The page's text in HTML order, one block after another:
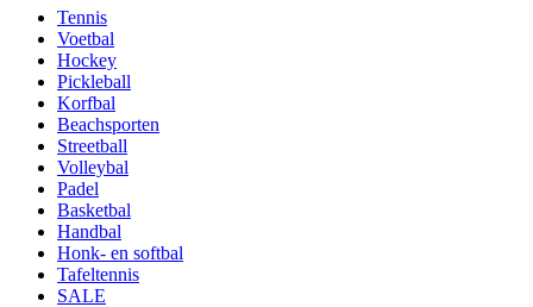
Tennis
Voetbal
Hockey
Pickleball
Korfbal
Beachsporten
Streetball
Volleybal
Padel
Basketbal
Handbal
Honk- en softbal
Tafeltennis
SALE